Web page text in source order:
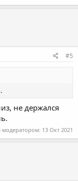
#5
не держался
модератором: 13 Окт 2021